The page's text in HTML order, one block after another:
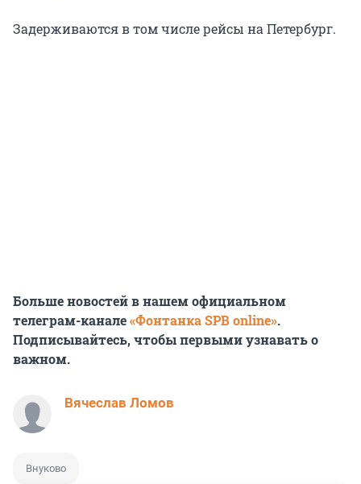
Задерживаются в том числе рейсы на Петербург.
Больше новостей в нашем официальном
телеграм-канале«Фонтанка SPB online».
Подписывайтесь, чтобы первыми узнавать о
важном.
Вячеслав Ломов
Внуково